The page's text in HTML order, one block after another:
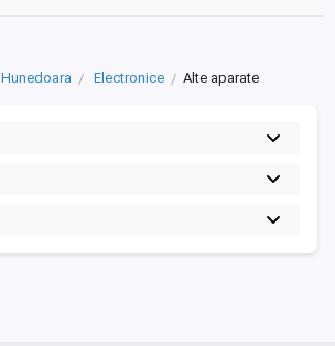
Hunedoara Electronice Alte aparate